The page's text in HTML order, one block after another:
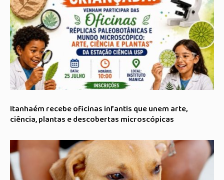
Itanhaém recebe oficinas infantis que unem arte,
ciência, plantas e descobertas microscópicas